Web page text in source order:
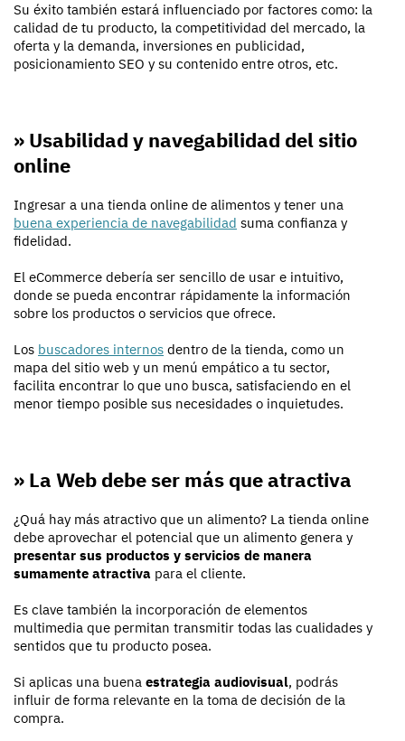
Su éxito también estará influenciado por factores como: la
calidad de tu producto, la competitividad del mercado, la
oferta y la demanda, inversiones en publicidad,
posicionamiento SEO y su contenido entre otros, etc.
» Usabilidad y navegabilidad del sitio
online
Ingresar a una tienda online de alimentos y tener una
buena experiencia de navegabilidad suma confianza y
fidelidad.
El eCommerce debería ser sencillo de usar e intuitivo,
donde se pueda encontrar rápidamente la información
sobre los productos o servicios que ofrece.
Los buscadores internos dentro de la tienda, como un
mapa del sitio web y un menú empático a tu sector,
facilita encontrar lo que uno busca, satisfaciendo en el
menor tiempo posible sus necesidades o inquietudes.
» La Web debe ser más que atractiva
¿Quá hay más atractivo que un alimento? La tienda online
debe aprovechar el potencial que un alimento genera y
presentar sus productos y servicios de manera
sumamente atractiva para el cliente.
Es clave también la incorporación de elementos
multimedia que permitan transmitir todas las cualidades y
sentidos que tu producto posea.
Si aplicas una buena estrategia audiovisual, podrás
influir de forma relevante en la toma de decisión de la
compra.